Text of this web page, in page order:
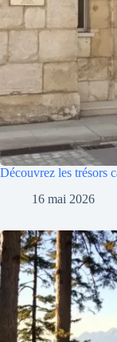
Découvrez les trésors
16 mai 2026